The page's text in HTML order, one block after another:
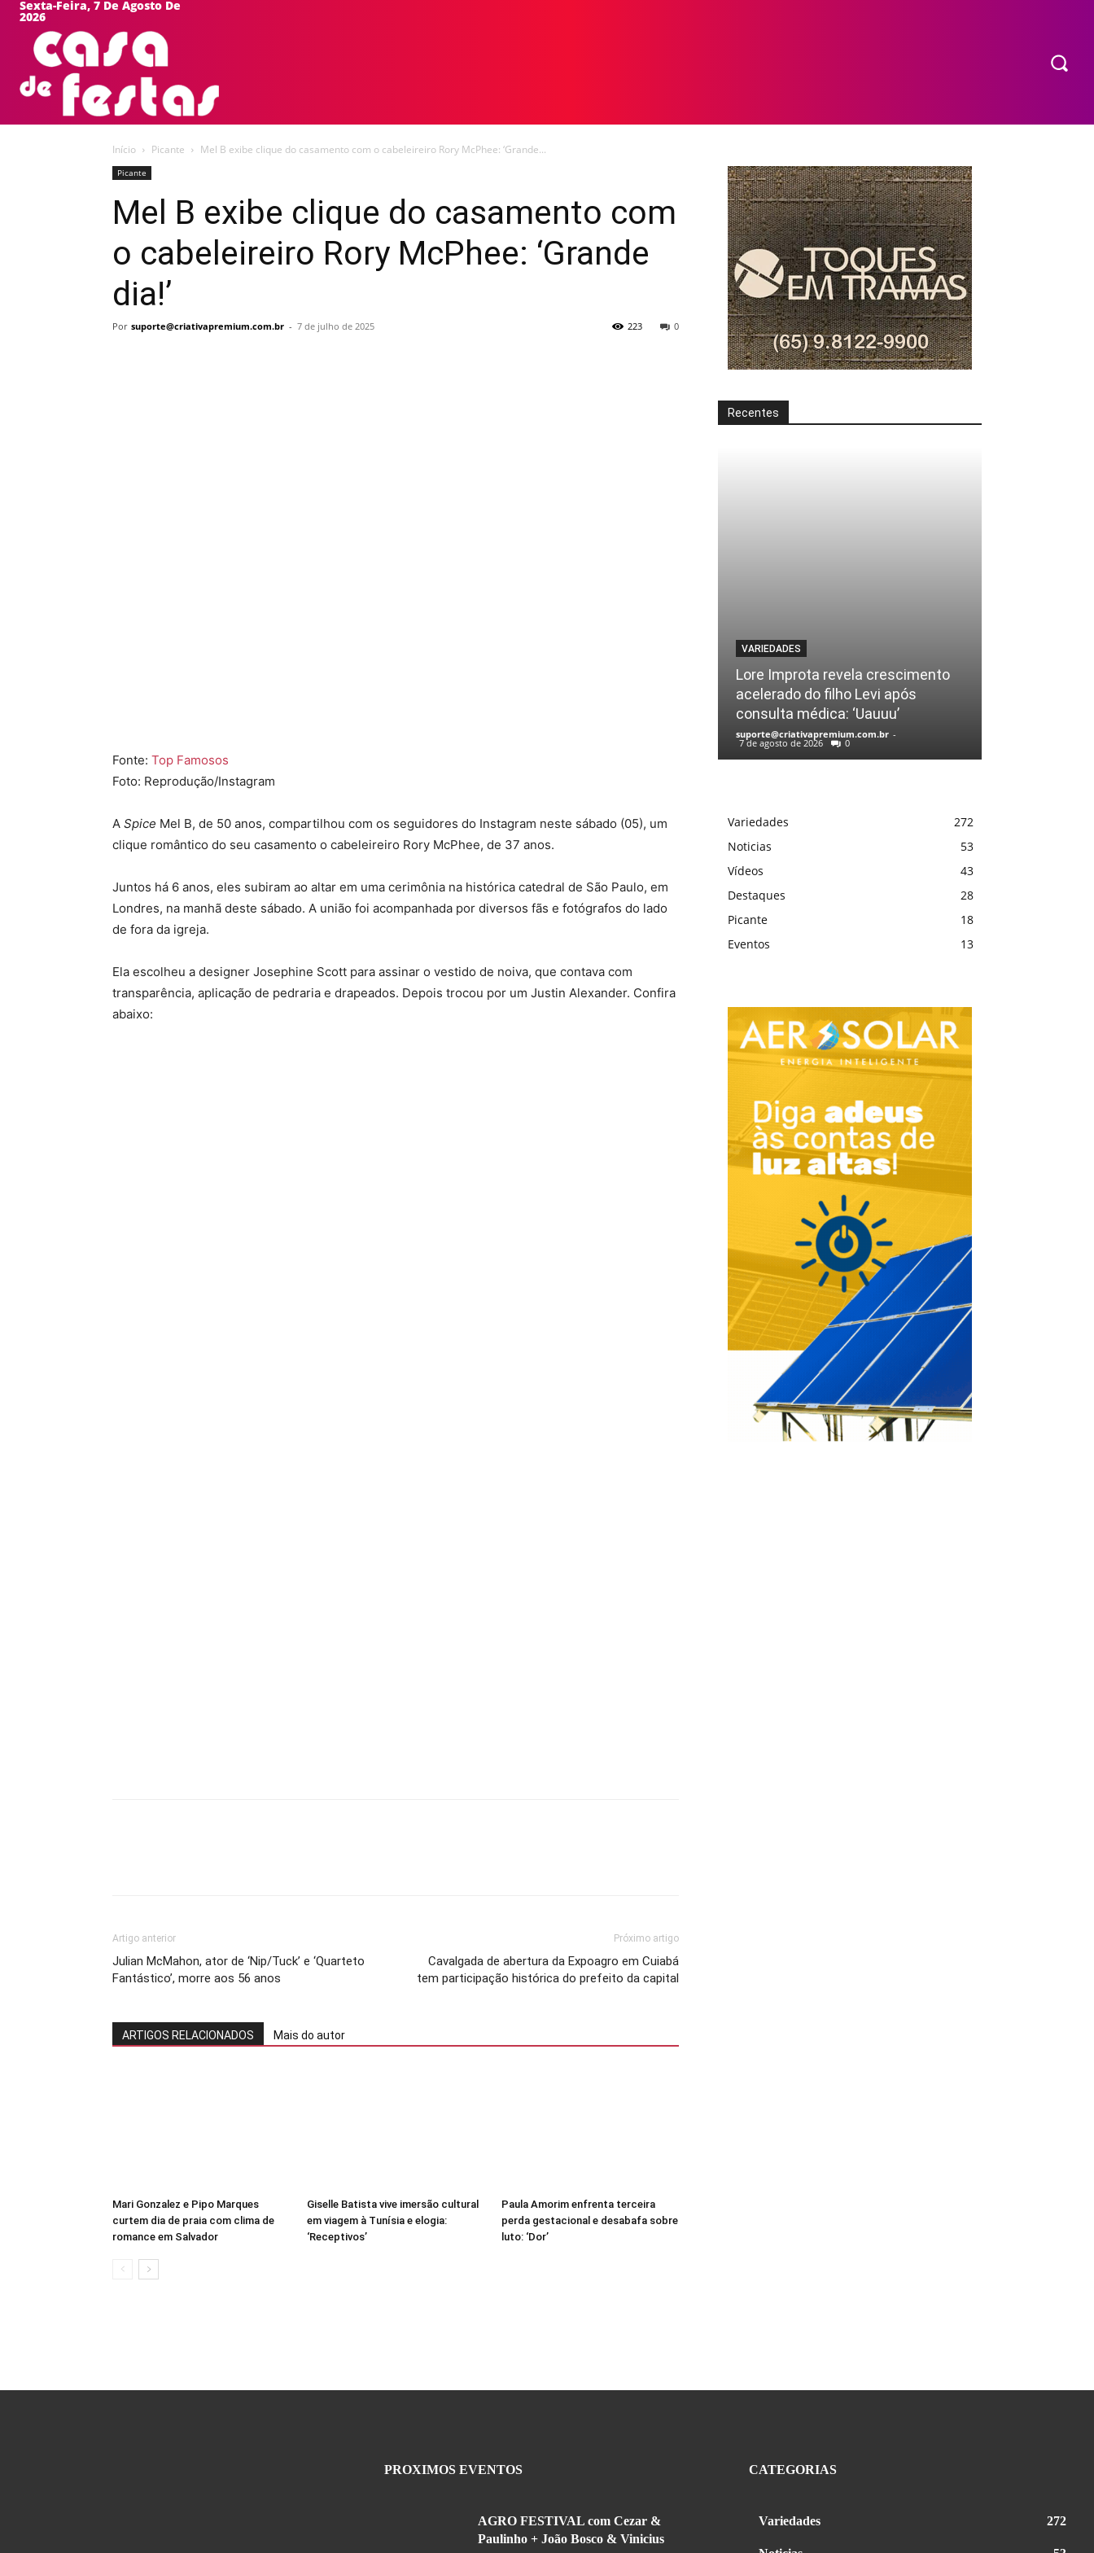
Sexta-Feira, 7 De Agosto De
2026
Início Picante Mel B exibe clique do casamento com o cabeleireiro Rory McPhee: ‘Grande...
Picante
Mel B exibe clique do casamento com
o cabeleireiro Rory McPhee: ‘Grande
dia!’
Por suporte@criativapremium.com.br - 7 de julho de 2025 0
223
Fonte: Top Famosos
Foto: Reprodução/Instagram
A Spice Mel B, de 50 anos, compartilhou com os seguidores do Instagram neste sábado (05), um
clique romântico do seu casamento o cabeleireiro Rory McPhee, de 37 anos.
Juntos há 6 anos, eles subiram ao altar em uma cerimônia na histórica catedral de São Paulo, em
Londres, na manhã deste sábado. A união foi acompanhada por diversos fãs e fotógrafos do lado
de fora da igreja.
Ela escolheu a designer Josephine Scott para assinar o vestido de noiva, que contava com
transparência, aplicação de pedraria e drapeados. Depois trocou por um Justin Alexander. Confira
abaixo:
Artigo anterior
Julian McMahon, ator de ‘Nip/Tuck’ e ‘Quarteto
Fantástico’, morre aos 56 anos
Próximo artigo
Cavalgada de abertura da Expoagro em Cuiabá
tem participação histórica do prefeito da capital
ARTIGOS RELACIONADOS Mais do autor
Mari Gonzalez e Pipo Marques
curtem dia de praia com clima de
romance em Salvador
Giselle Batista vive imersão cultural
em viagem à Tunísia e elogia:
‘Receptivos’
Paula Amorim enfrenta terceira
perda gestacional e desabafa sobre
luto: ‘Dor’
Recentes
VARIEDADES
Lore Improta revela crescimento
acelerado do filho Levi após
consulta médica: ‘Uauuu’
suporte@criativapremium.com.br -
7 de agosto de 2026 0
Variedades
272
Noticias
53
Vídeos
43
Destaques
28
Picante
18
Eventos
13
PROXIMOS EVENTOS
AGRO FESTIVAL com Cezar &
Paulinho + João Bosco & Vinicius
CATEGORIAS
Variedades 272